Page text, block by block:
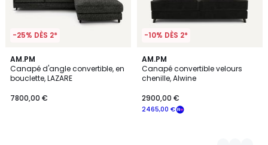
-25% DÈS 2*
AM.PM
Canapé d'angle convertible, en
bouclette, LAZARE
7800,00 €
-10% DÈS 2*
AM.PM
Canapé convertible velours
chenille, Alwine
2465,00 €
2900,00 €
8
Couleurs